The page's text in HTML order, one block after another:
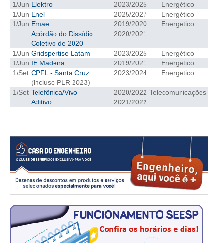
RES 1.002/2002 – CÓDIGO DE ÉTICA
HOMOLOGAÇÕES
PISO SALARIAL
FIQUE POR DENTRO
OPORTUNIDADES
APRESENTAÇÃO
CARREIRA
AUTÔNOMOS E SERVIÇOS
NEWSLETTER
GUIA DAS ENGENHARIAS
CONTATO
1/Jun Elektro 2023/2025
Energético
1/Jun Enel 2025/2027
Energético
1/Jun Emae
Acórdão do Dissídio
Coletivo de 2020
2019/2020
2020/2021
Energético
1/Jun Gridspertise Latam 2023/2025
Energético
1/Jun IE Madeira 2019/2021
Energético
1/Set CPFL - Santa Cruz
(incluso PLR 2023)
2023/2024 Energético
1/Set Telefônica/Vivo
Aditivo
2020/2022
2021/2022
Telecomunicações